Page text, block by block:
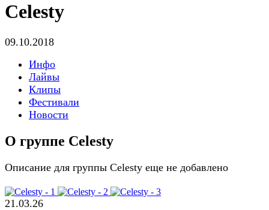
Celesty
09.10.2018
Инфо
Лайвы
Клипы
Фестивали
Новости
О группе Celesty
Описание для группы Celesty еще не добавлено
21.03.26